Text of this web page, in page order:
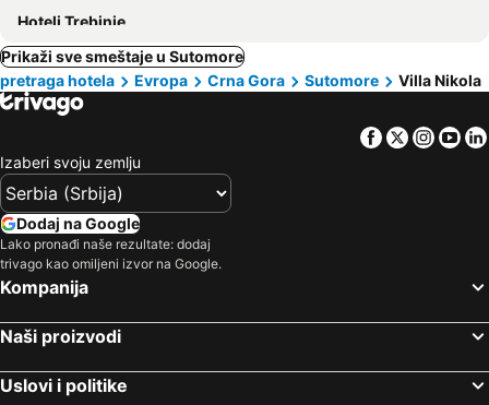
Hoteli Trebinje
Prikaži sve smeštaje u Sutomore
pretraga hotela
Evropa Crna Gora Sutomore Villa Nikola
Facebook
Twitter
Izaberi svoju zemlju
Dodaj na Google
Lako pronađi naše rezultate: dodaj
trivago kao omiljeni izvor na Google.
Kompanija
Naši proizvodi
Uslovi i politike